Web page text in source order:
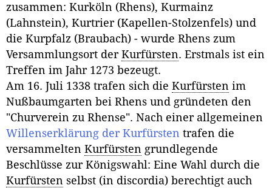
zusammen: Kurköln (Rhens), Kurmainz
(Lahnstein), Kurtrier (Kapellen-Stolzenfels) und
die Kurpfalz (Braubach) - wurde Rhens zum
Versammlungsort der Kurfürsten. Erstmals ist ein
Treffen im Jahr 1273 bezeugt.
Am 16. Juli 1338 trafen sich die Kurfürsten im
Nußbaumgarten bei Rhens und gründeten den
"Churverein zu Rhense". Nach einer allgemeinen
Willenserklärung der Kurfürsten trafen die
versammelten Kurfürsten grundlegende
Beschlüsse zur Königswahl: Eine Wahl durch die
Kurfürsten selbst (in discordia) berechtigt auch